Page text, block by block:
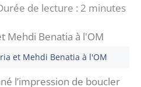
de lecture : 2 minutes
et Mehdi Benatia à l'OM
l’impression de boucler